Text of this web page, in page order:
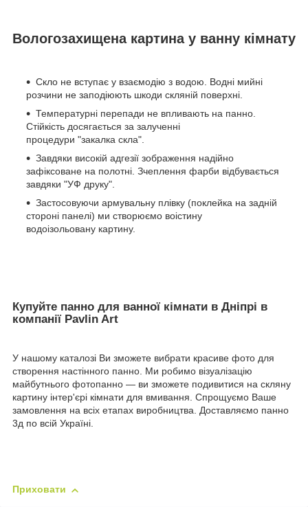
Вологозахищена картина у ванну кімнату
Скло не вступає у взаємодію з водою. Водні мийні
розчини не заподіюють шкоди скляній поверхні.
Температурні перепади не впливають на панно.
Стійкість досягається за залученні
процедури "закалка скла".
Завдяки високій адгезії зображення надійно
зафіксоване на полотні. Зчеплення фарби відбувається
завдяки "УФ друку".
Застосовуючи армувальну плівку (поклейка на задній
стороні панелі) ми створюємо воістину
водоізольовану картину.
Купуйте панно для ванної кімнати в Дніпрі в
компанії Pavlin Art
У нашому каталозі Ви зможете вибрати красиве фото для
створення настінного панно. Ми робимо візуалізацію
майбутнього фотопанно — ви зможете подивитися на скляну
картину інтер'єрі кімнати для вмивання. Спрощуємо Ваше
замовлення на всіх етапах виробництва. Доставляємо панно
3д по всій Україні.
Приховати